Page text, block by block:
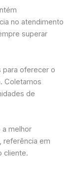
no atendimento
superar
para oferecer o
Coletamos
de
melhor
referência em
cliente.